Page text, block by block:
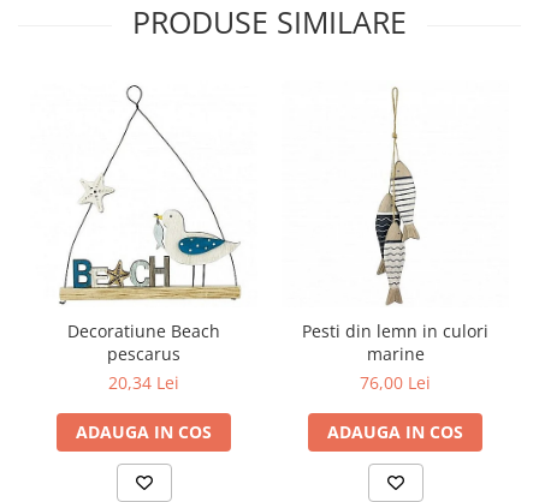
PRODUSE SIMILARE
Decoratiune Beach
pescarus
20,34 Lei
ADAUGA IN COS
Pesti din lemn in culori
marine
76,00 Lei
ADAUGA IN COS